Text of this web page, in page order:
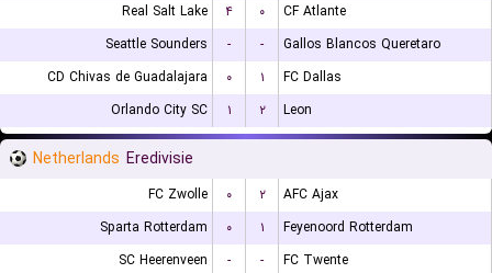
Real Salt Lake
۴ ۰
CF Atlante
Seattle Sounders
- -
Gallos Blancos Queretaro
CD Chivas de Guadalajara
۰ ۱
FC Dallas
Orlando City SC
۱ ۲ Leon
Netherlands Eredivisie
FC Zwolle ۰ ۲
AFC Ajax
Sparta Rotterdam
۰ ۱
Feyenoord Rotterdam
SC Heerenveen
- -
FC Twente